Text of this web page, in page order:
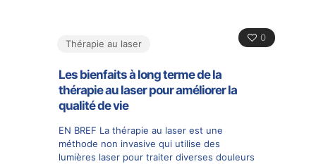
0
Thérapie au laser
Les bienfaits à long terme de la
thérapie au laser pour améliorer la
qualité de vie
EN BREF La thérapie au laser est une
méthode non invasive qui utilise des
lumières laser pour traiter diverses douleurs